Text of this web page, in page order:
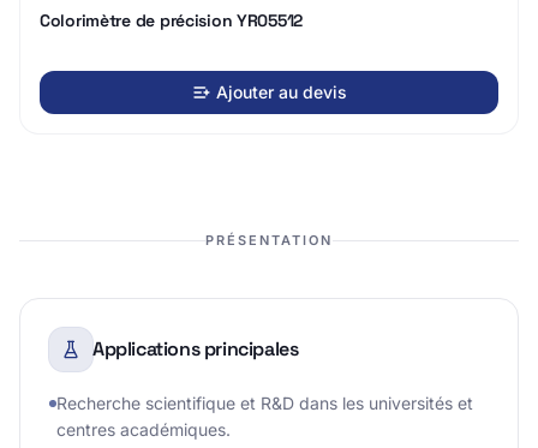
Colorimètre de précision YR05512
Ajouter au devis
PRÉSENTATION
Applications principales
Recherche scientifique et R&D dans les universités et
centres académiques.